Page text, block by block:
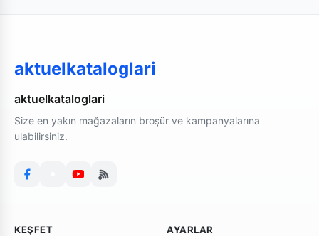
aktuelkataloglari
aktuelkataloglari
Size en yakın mağazaların broşür ve kampanyalarına
ulabilirsiniz.
KEŞFET AYARLAR